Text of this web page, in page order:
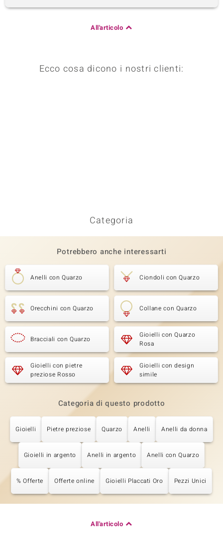
All'articolo
Ecco cosa dicono i nostri clienti:
Categoria
Potrebbero anche interessarti
Anelli con Quarzo Ciondoli con Quarzo
Orecchini con Quarzo Collane con Quarzo
Bracciali con Quarzo
Gioielli con Quarzo
Rosa
Gioielli con pietre
preziose Rosso
Gioielli con design
simile
Categoria di questo prodotto
Gioielli Pietre preziose Quarzo Anelli Anelli da donna
Gioielli in argento Anelli in argento Anelli con Quarzo
% Offerte Offerte online Gioielli Placcati Oro Pezzi Unici
All'articolo